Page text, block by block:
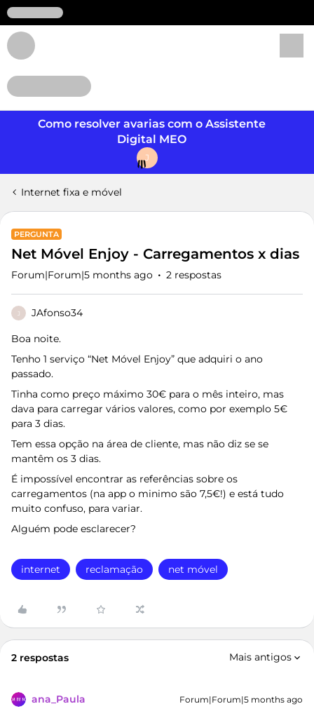
Como resolver avarias com o Assistente
Digital MEO
J
Internet fixa e móvel
PERGUNTA
Net Móvel Enjoy - Carregamentos x dias
Forum|Forum|5 months ago 2 respostas
J JAfonso34
Boa noite.
Tenho 1 serviço “Net Móvel Enjoy” que adquiri o ano
passado.
Tinha como preço máximo 30€ para o mês inteiro, mas
dava para carregar vários valores, como por exemplo 5€
para 3 dias.
Tem essa opção na área de cliente, mas não diz se se
mantêm os 3 dias.
É impossível encontrar as referências sobre os
carregamentos (na app o minimo são 7,5€!) e está tudo
muito confuso, para variar.
Alguém pode esclarecer?
internet reclamação net móvel
2 respostas Mais antigos
ana_Paula Forum|Forum|5 months ago